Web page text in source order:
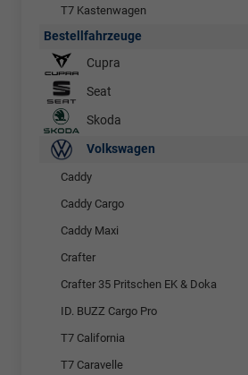
T7 Kastenwagen
Bestellfahrzeuge
Cupra
Seat
Skoda
Volkswagen
Caddy
Caddy Cargo
Caddy Maxi
Crafter
Crafter 35 Pritschen EK & Doka
ID. BUZZ Cargo Pro
T7 California
T7 Caravelle